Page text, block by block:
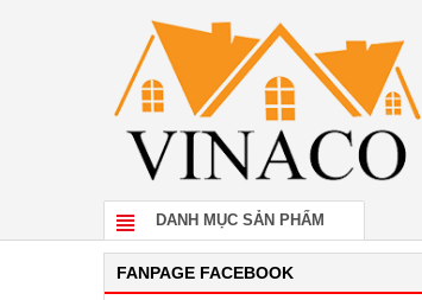
DANH MỤC SẢN PHẨM
FANPAGE FACEBOOK